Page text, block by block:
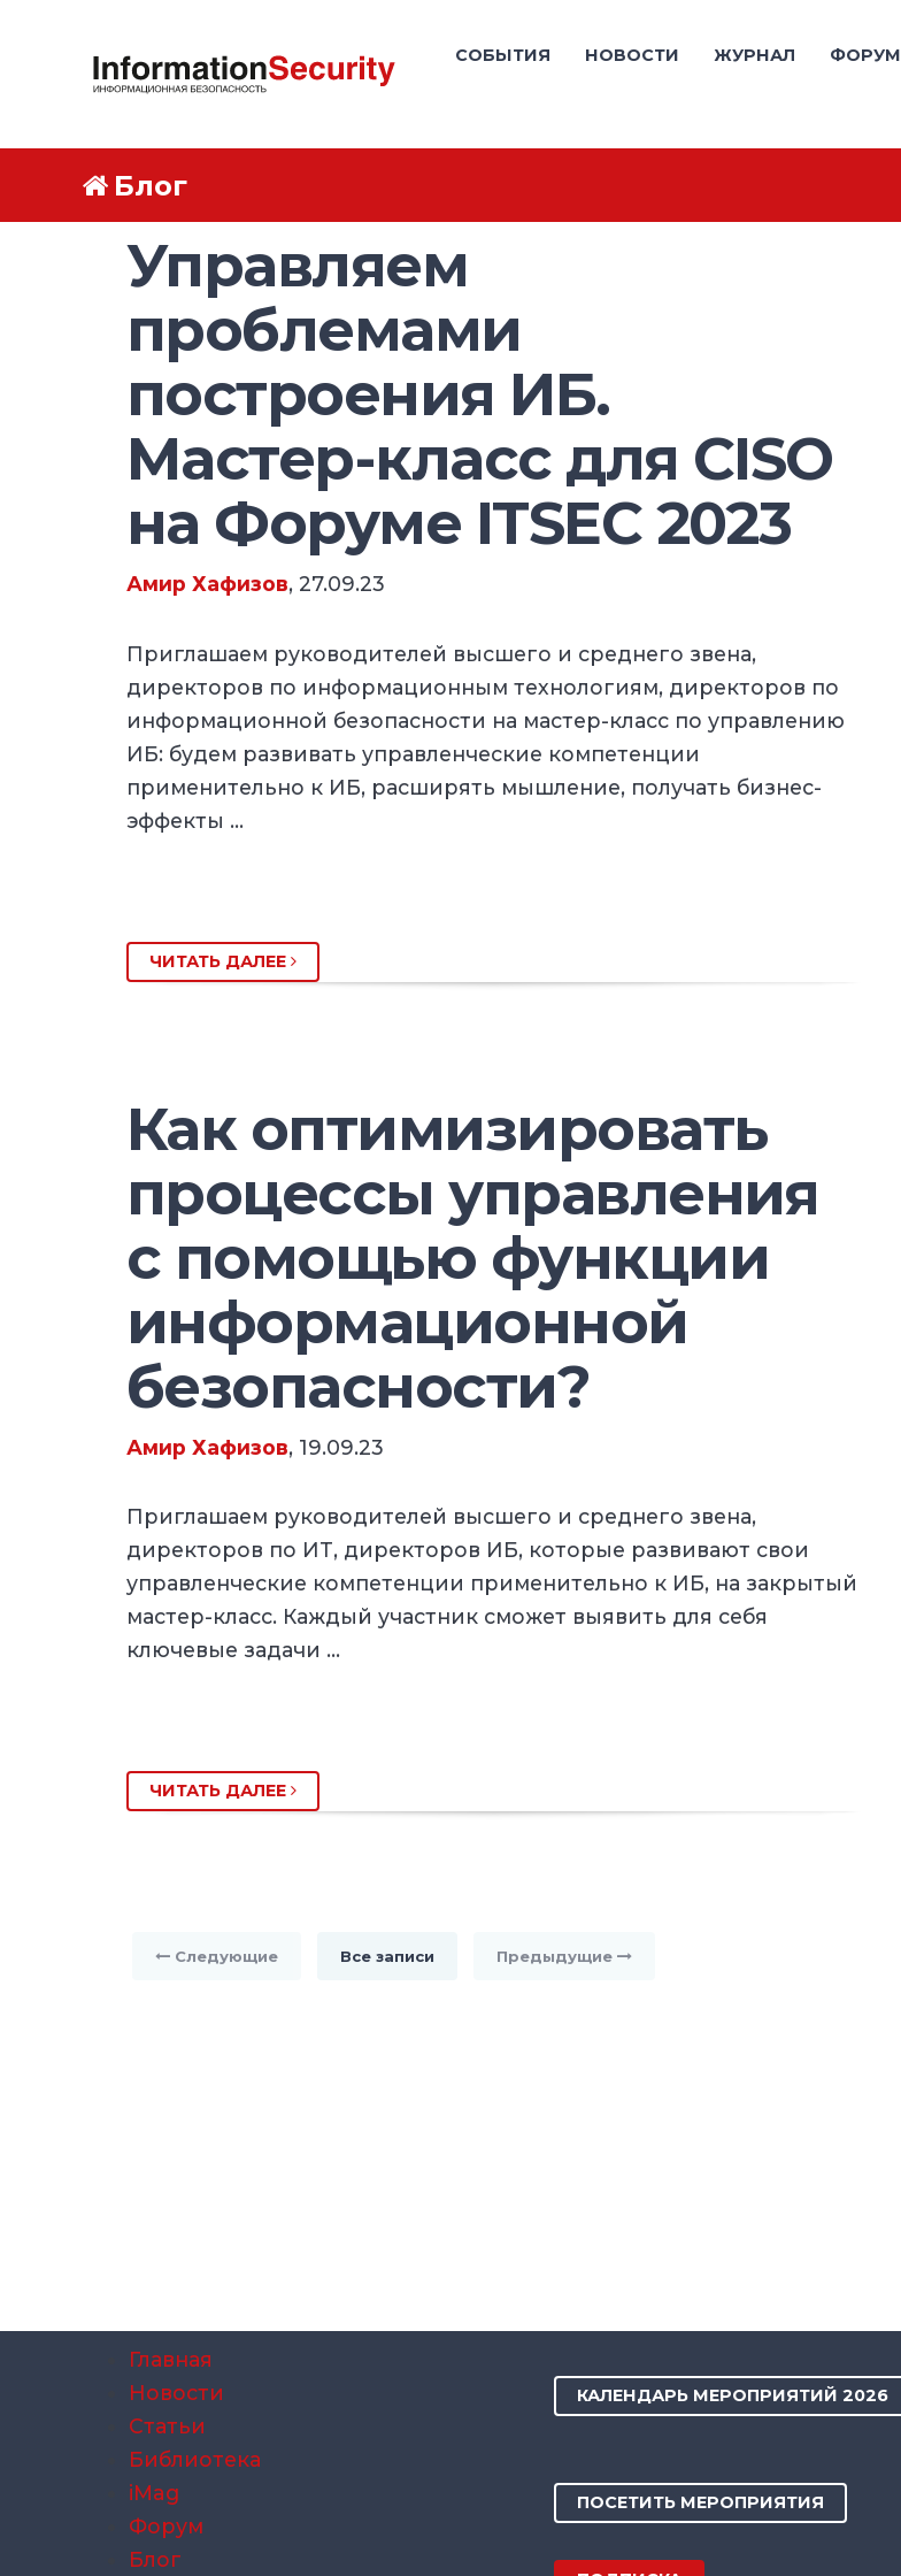
СОБЫТИЯ НОВОСТИ ЖУРНАЛ ФОРУМ
Блог
Управляем
проблемами
построения ИБ.
Мастер-класс для CISO
на Форуме ITSEC 2023
Амир Хафизов, 27.09.23
Приглашаем руководителей высшего и среднего звена,
директоров по информационным технологиям, директоров по
информационной безопасности на мастер-класс по управлению
ИБ: будем развивать управленческие компетенции
применительно к ИБ, расширять мышление, получать бизнес-
эффекты …
ЧИТАТЬ ДАЛЕЕ
Как оптимизировать
процессы управления
с помощью функции
информационной
безопасности?
Амир Хафизов, 19.09.23
Приглашаем руководителей высшего и среднего звена,
директоров по ИТ, директоров ИБ, которые развивают свои
управленческие компетенции применительно к ИБ, на закрытый
мастер-класс. Каждый участник сможет выявить для себя
ключевые задачи …
ЧИТАТЬ ДАЛЕЕ
Следующие Все записи Предыдущие
Главная
Новости
Статьи
Библиотека
iMag
Форум
Блог
КАЛЕНДАРЬ МЕРОПРИЯТИЙ 2026
ПОСЕТИТЬ МЕРОПРИЯТИЯ